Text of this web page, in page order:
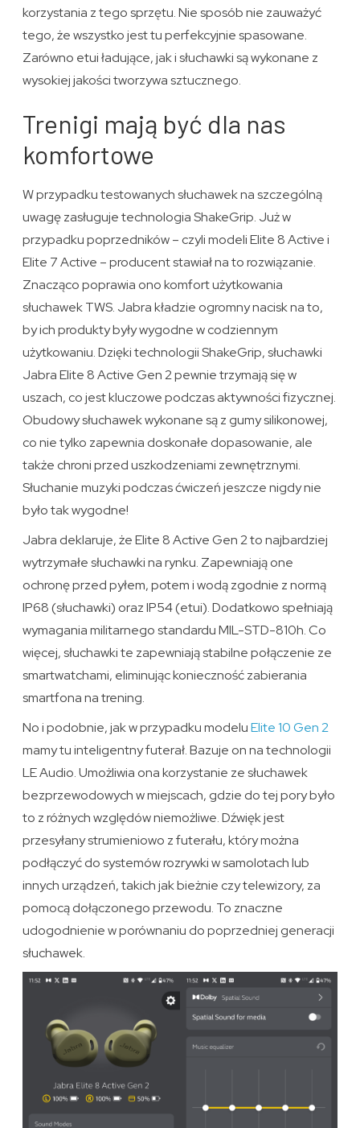
korzystania z tego sprzętu. Nie sposób nie zauważyć
tego, że wszystko jest tu perfekcyjnie spasowane.
Zarówno etui ładujące, jak i słuchawki są wykonane z
wysokiej jakości tworzywa sztucznego.
Trenigi mają być dla nas
komfortowe
W przypadku testowanych słuchawek na szczególną
uwagę zasługuje technologia ShakeGrip. Już w
przypadku poprzedników – czyli modeli Elite 8 Active i
Elite 7 Active – producent stawiał na to rozwiązanie.
Znacząco poprawia ono komfort użytkowania
słuchawek TWS. Jabra kładzie ogromny nacisk na to,
by ich produkty były wygodne w codziennym
użytkowaniu. Dzięki technologii ShakeGrip, słuchawki
Jabra Elite 8 Active Gen 2 pewnie trzymają się w
uszach, co jest kluczowe podczas aktywności fizycznej.
Obudowy słuchawek wykonane są z gumy silikonowej,
co nie tylko zapewnia doskonałe dopasowanie, ale
także chroni przed uszkodzeniami zewnętrznymi.
Słuchanie muzyki podczas ćwiczeń jeszcze nigdy nie
było tak wygodne!
Jabra deklaruje, że Elite 8 Active Gen 2 to najbardziej
wytrzymałe słuchawki na rynku. Zapewniają one
ochronę przed pyłem, potem i wodą zgodnie z normą
IP68 (słuchawki) oraz IP54 (etui). Dodatkowo spełniają
wymagania militarnego standardu MIL-STD-810h. Co
więcej, słuchawki te zapewniają stabilne połączenie ze
smartwatchami, eliminując konieczność zabierania
smartfona na trening.
No i podobnie, jak w przypadku modeluElite 10 Gen 2
mamy tu inteligentny futerał. Bazuje on na technologii
LE Audio. Umożliwia ona korzystanie ze słuchawek
bezprzewodowych w miejscach, gdzie do tej pory było
to z różnych względów niemożliwe. Dźwięk jest
przesyłany strumieniowo z futerału, który można
podłączyć do systemów rozrywki w samolotach lub
innych urządzeń, takich jak bieżnie czy telewizory, za
pomocą dołączonego przewodu. To znaczne
udogodnienie w porównaniu do poprzedniej generacji
słuchawek.